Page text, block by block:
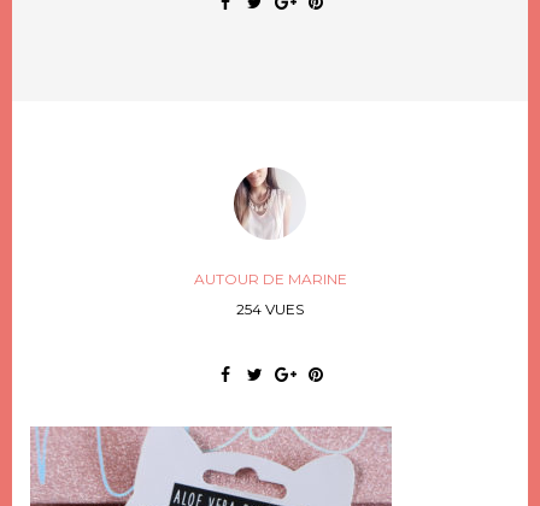
AUTOUR DE MARINE
254 VUES